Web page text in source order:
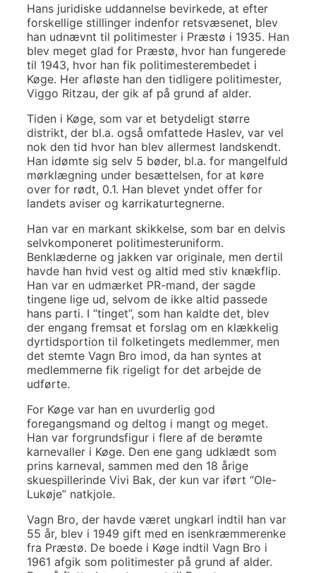
Hans juridiske uddannelse bevirkede, at efter
forskellige stillinger indenfor retsvæsenet, blev
han udnævnt til politimester i Præstø i 1935. Han
blev meget glad for Præstø, hvor han fungerede
til 1943, hvor han fik politimesterembedet i
Køge. Her afløste han den tidligere politimester,
Viggo Ritzau, der gik af på grund af alder.
Tiden i Køge, som var et betydeligt større
distrikt, der bl.a. også omfattede Haslev, var vel
nok den tid hvor han blev allermest landskendt.
Han idømte sig selv 5 bøder, bl.a. for mangelfuld
mørklægning under besættelsen, for at køre
over for rødt, 0.1. Han blevet yndet offer for
landets aviser og karrikaturtegnerne.
Han var en markant skikkelse, som bar en delvis
selvkomponeret politimesteruniform.
Benklæderne og jakken var originale, men dertil
havde han hvid vest og altid med stiv knækflip.
Han var en udmærket PR-mand, der sagde
tingene lige ud, selvom de ikke altid passede
hans parti. I “tinget”, som han kaldte det, blev
der engang fremsat et forslag om en klækkelig
dyrtidsportion til folketingets medlemmer, men
det stemte Vagn Bro imod, da han syntes at
medlemmerne fik rigeligt for det arbejde de
udførte.
For Køge var han en uvurderlig god
foregangsmand og deltog i mangt og meget.
Han var forgrundsfigur i flere af de berømte
karnevaller i Køge. Den ene gang udklædt som
prins karneval, sammen med den 18 årige
skuespillerinde Vivi Bak, der kun var iført “Ole-
Lukøje” natkjole.
Vagn Bro, der havde været ungkarl indtil han var
55 år, blev i 1949 gift med en isenkræmmerenke
fra Præstø. De boede i Køge indtil Vagn Bro i
1961 afgik som politimester på grund af alder.